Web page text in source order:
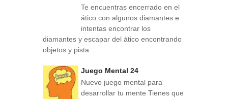
Te encuentras encerrado en el
ático con algunos diamantes e
intentas encontrar los
diamantes y escapar del ático encontrando
objetos y pista...
Juego Mental 24
Nuevo juego mental para
desarrollar tu mente Tienes que